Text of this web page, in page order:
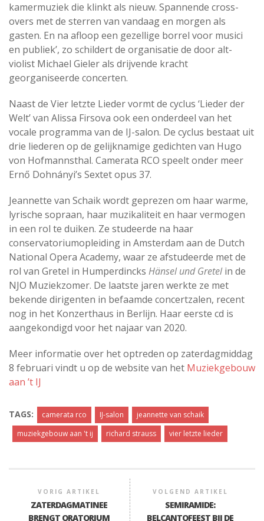
kamermuziek die klinkt als nieuw. Spannende cross-
overs met de sterren van vandaag en morgen als
gasten. En na afloop een gezellige borrel voor musici
en publiek’, zo schildert de organisatie de door alt-
violist Michael Gieler als drijvende kracht
georganiseerde concerten.
Naast de Vier letzte Lieder vormt de cyclus ‘Lieder der
Welt’ van Alissa Firsova ook een onderdeel van het
vocale programma van de IJ-salon. De cyclus bestaat uit
drie liederen op de gelijknamige gedichten van Hugo
von Hofmannsthal. Camerata RCO speelt onder meer
Ernő Dohnányi’s Sextet opus 37.
Jeannette van Schaik wordt geprezen om haar warme,
lyrische sopraan, haar muzikaliteit en haar vermogen
in een rol te duiken. Ze studeerde na haar
conservatoriumopleiding in Amsterdam aan de Dutch
National Opera Academy, waar ze afstudeerde met de
rol van Gretel in Humperdincks Hänsel und Gretelin de
NJO Muziekzomer. De laatste jaren werkte ze met
bekende dirigenten in befaamde concertzalen, recent
nog in het Konzerthaus in Berlijn. Haar eerste cd is
aangekondigd voor het najaar van 2020.
Meer informatie over het optreden op zaterdagmiddag
8 februari vindt u op de website van het Muziekgebouw
aan ’t IJ
TAGS: camerata rco IJ-salon
jeannette van schaik
muziekgebouw aan 't ij
richard strauss vier letzte lieder
VORIG ARTIKEL
ZATERDAGMATINEE
BRENGT ORATORIUM
VOLGEND ARTIKEL
SEMIRAMIDE:
BELCANTOFEEST BIJ DE